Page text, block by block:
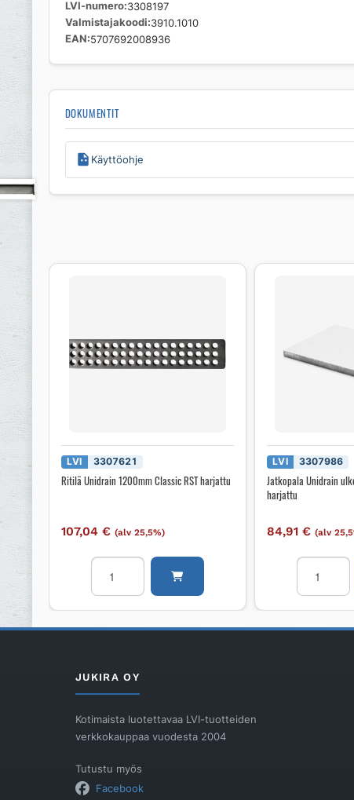
LVI-numero 3308197
Valmistajakoodi 3910.1010
EAN 5707692008936
DOKUMENTIT
Käyttöohje
LVI 3307621
Ritilä Unidrain 1200mm Classic RST harjattu
107,04€ (alv 25,5%)
Ritilä
Unidrain
1200mm
RST
LVI 3307986
Jatkopala Unidrain
harjattu
84,91€ (alv
Jatkopala
Unidrain
ulkokulma
RST
JUKIRA OY
Kotimaista luotettavaa LVI-tuotteiden
verkkokauppaa vuodesta 2004
Tutustu myös
Facebook